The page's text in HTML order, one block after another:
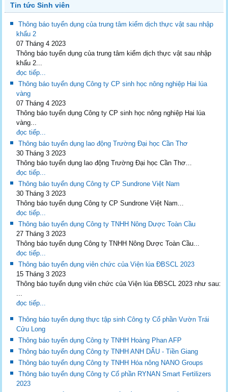
Tin tức Sinh viên
Thông báo tuyển dụng của trung tâm kiểm dịch thực vật sau nhập
khẩu 2
07 Tháng 4 2023
Thông báo tuyển dụng của trung tâm kiểm dịch thực vật sau nhập
khẩu 2...
đọc tiếp...
Thông báo tuyển dụng Công ty CP sinh học nông nghiệp Hai lúa
vàng
07 Tháng 4 2023
Thông báo tuyển dụng Công ty CP sinh học nông nghiệp Hai lúa
vàng...
đọc tiếp...
Thông báo tuyển dụng lao động Trường Đại học Cần Thơ
30 Tháng 3 2023
Thông báo tuyển dụng lao động Trường Đại học Cần Thơ...
đọc tiếp...
Thông báo tuyển dụng Công ty CP Sundrone Việt Nam
30 Tháng 3 2023
Thông báo tuyển dụng Công ty CP Sundrone Việt Nam...
đọc tiếp...
Thông báo tuyển dụng Công ty TNHH Nông Dược Toàn Cầu
27 Tháng 3 2023
Thông báo tuyển dụng Công ty TNHH Nông Dược Toàn Cầu...
đọc tiếp...
Thông báo tuyển dụng viên chức của Viện lúa ĐBSCL 2023
15 Tháng 3 2023
Thông báo tuyển dụng viên chức của Viện lúa ĐBSCL 2023 như sau:
đọc tiếp...
Thông báo tuyển dụng thực tập sinh Công ty Cổ phần Vườn Trái
Cửu Long
Thông báo tuyển dụng Công ty TNHH Hoàng Phan AFP
Thông báo tuyển dụng Công ty TNHH ANH DẨU - Tiền Giang
Thông báo tuyển dụng Công ty TNHH Hóa nông NANO Groups
Thông báo tuyển dụng Công ty Cổ phần RYNAN Smart Fertilizers
2023